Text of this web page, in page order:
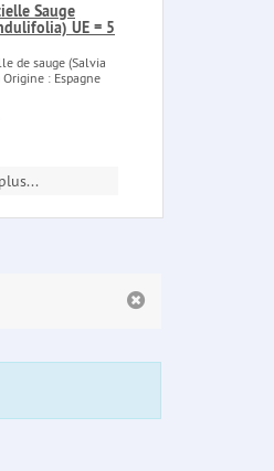
Sauge
UE = 5
de sauge (Salvia
: Espagne
plus...